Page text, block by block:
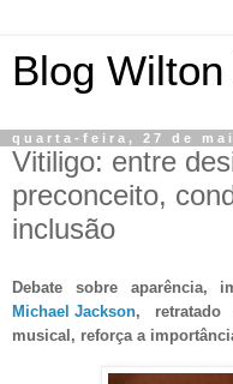
Blog
quarta-feira, 27 de
Vitiligo: entre
preconceito,
inclusão
Debate sobre aparência,
Michael Jackson, retratado
musical, reforça a